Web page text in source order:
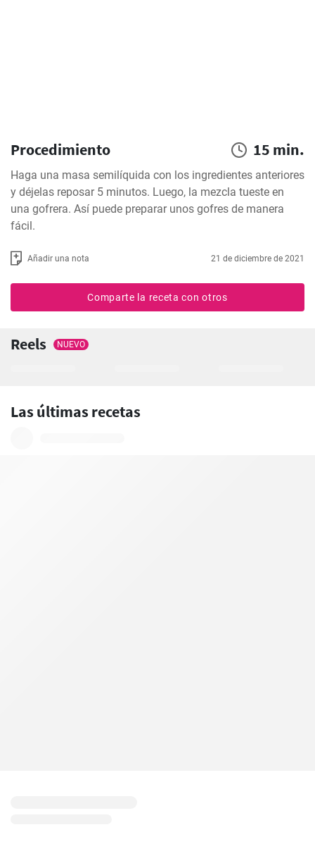
Procedimiento 15 min.
Haga una masa semilíquida con los ingredientes anteriores
y déjelas reposar 5 minutos. Luego, la mezcla tueste en
una gofrera. Así puede preparar unos gofres de manera
fácil.
Añadir una nota 21 de diciembre de 2021
Comparte la receta con otros
Reels NUEVO
Las últimas recetas